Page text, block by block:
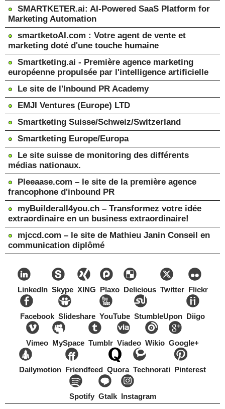
SMARTKETER.ai: AI-Powered SaaS Platform for
Marketing Automation
smartketoAI.com : Votre agent de vente et
marketing doté d'une touche humaine
Smartketing.ai - Première agence marketing
européenne propulsée par l'intelligence artificielle
Le site de l'Inbound PR Academy
EMJI Ventures (Europe) LTD
Smartketing Suisse/Schweiz/Switzerland
Smartketing Europe/Europa
Le site suisse de monitoring des différents
médias nationaux.
Pleeaase.com – le site de la première agence
francophone d'inbound PR
myBuilderall4you.ch – Transformez votre idée
extraordinaire en un business extraordinaire!
mjccd.com – le site de Mathieu Janin Conseil en
communication diplômé
LinkedIn Skype XING Plaxo Delicious Twitter Flickr
Facebook Slideshare YouTube StumbleUpon Diigo
Vimeo MySpace Tumblr Viadeo Wikio Google+
Dailymotion Friendfeed Quora Technorati Pinterest
Spotify Gtalk Instagram